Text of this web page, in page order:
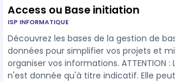
Access ou Base initiation
ISP INFORMATIQUE
Découvrez les bases de la gestion de
données pour simplifier vos projets et
organiser vos informations. ATTENTION :
n'est donnée qu'à titre indicatif. Elle